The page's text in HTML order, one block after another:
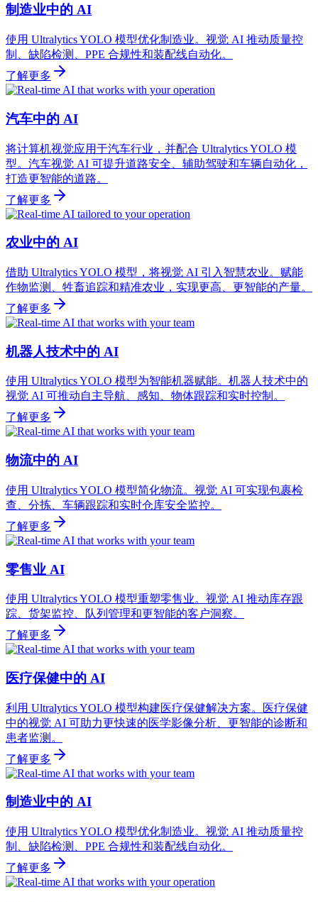
制造业中的 AI
使用 Ultralytics YOLO 模型优化制造业。视觉 AI 推动质量控
制、缺陷检测、PPE 合规性和装配线自动化。
了解更多
汽车中的 AI
将计算机视觉应用于汽车行业，并配合 Ultralytics YOLO 模
型。汽车视觉 AI 可提升道路安全、辅助驾驶和车辆自动化，
打造更智能的道路。
了解更多
农业中的 AI
借助 Ultralytics YOLO 模型，将视觉 AI 引入智慧农业。赋能
作物监测、牲畜追踪和精准农业，实现更高、更智能的产量。
了解更多
机器人技术中的 AI
使用 Ultralytics YOLO 模型为智能机器赋能。机器人技术中的
视觉 AI 可推动自主导航、感知、物体跟踪和实时控制。
了解更多
物流中的 AI
使用 Ultralytics YOLO 模型简化物流。视觉 AI 可实现包裹检
查、分拣、车辆跟踪和实时仓库安全监控。
了解更多
零售业 AI
使用 Ultralytics YOLO 模型重塑零售业。视觉 AI 推动库存跟
踪、货架监控、队列管理和更智能的客户洞察。
了解更多
医疗保健中的 AI
利用 Ultralytics YOLO 模型构建医疗保健解决方案。医疗保健
中的视觉 AI 可助力更快速的医学影像分析、更智能的诊断和
患者监测。
了解更多
制造业中的 AI
使用 Ultralytics YOLO 模型优化制造业。视觉 AI 推动质量控
制、缺陷检测、PPE 合规性和装配线自动化。
了解更多